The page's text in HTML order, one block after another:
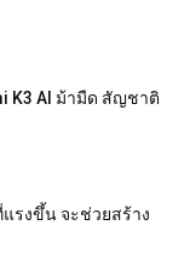
K3 AI ม้ามืด สัญชาติ
แรงขึ้น จะช่วยสร้าง